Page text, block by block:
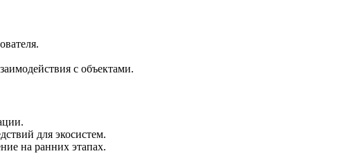
с объектами.
для экосистем.
на ранних этапах.